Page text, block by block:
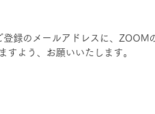
録のメールアドレスに、ZOOM
よう、お願いいたします。